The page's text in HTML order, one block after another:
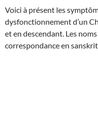
Voici à présent les
dysfonctionnement d’un
et en descendant. Les
correspondance en